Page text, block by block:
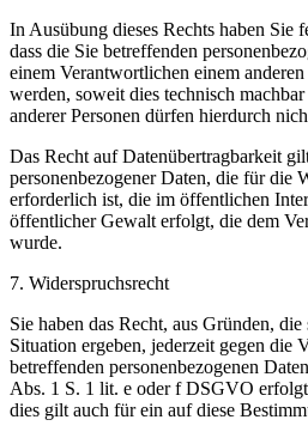
In Ausübung dieses Rechts haben Sie
dass die Sie betreffenden
einem Verantwortlichen einem
werden, soweit dies technisch
anderer Personen dürfen hierdurch
Das Recht auf Datenübertragbarkeit
personenbezogener Daten, die für die
erforderlich ist, die im öffentlichen
öffentlicher Gewalt erfolgt, die dem
wurde.
7. Widerspruchsrecht
Sie haben das Recht, aus Gründen,
Situation ergeben, jederzeit gegen die
betreffenden personenbezogenen
Abs. 1 S. 1 lit. e oder f DSGVO
dies gilt auch für ein auf diese